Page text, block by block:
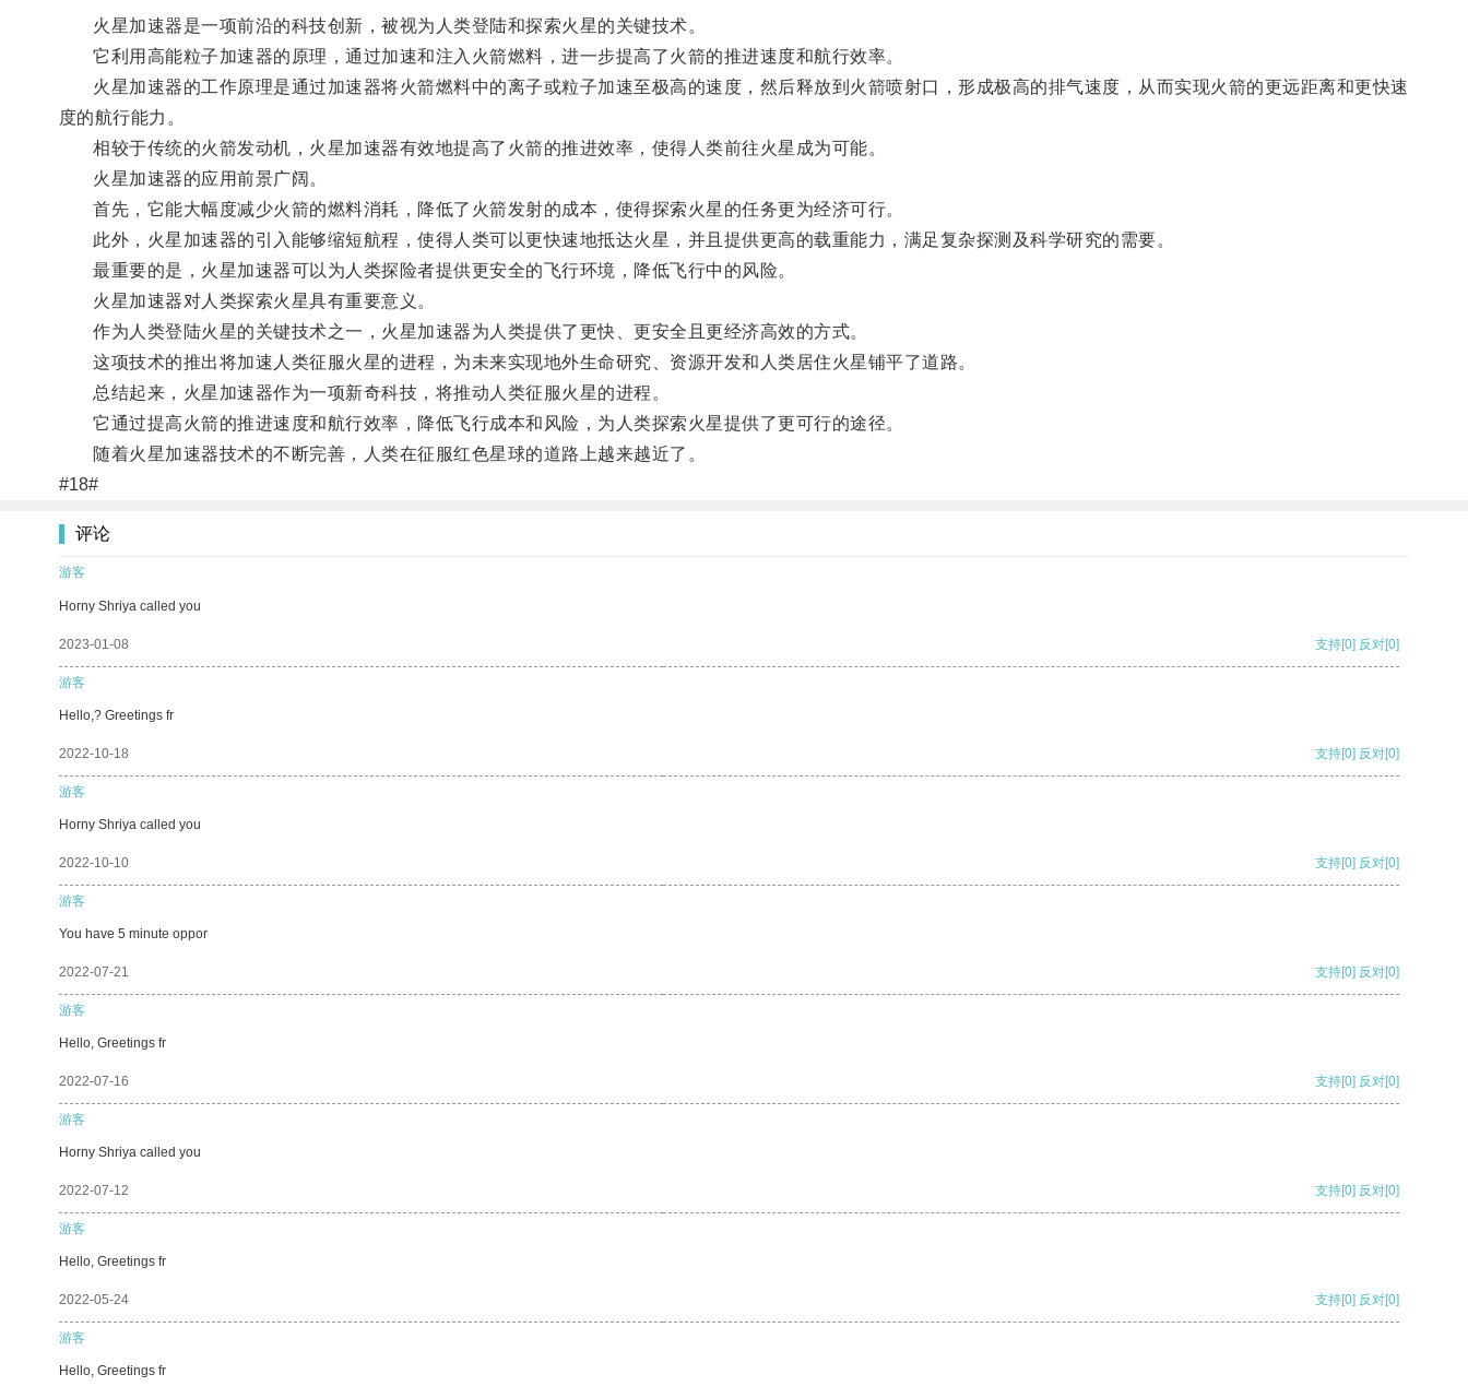
火星加速器是一项前沿的科技创新，被视为人类登陆和探索火星的关键技术。
它利用高能粒子加速器的原理，通过加速和注入火箭燃料，进一步提高了火箭的推进速度和航行效率。
火星加速器的工作原理是通过加速器将火箭燃料中的离子或粒子加速至极高的速度，然后释放到火箭喷射口，形成极高的排气速度，从而实现火箭的更远距离和更快速
度的航行能力。
相较于传统的火箭发动机，火星加速器有效地提高了火箭的推进效率，使得人类前往火星成为可能。
火星加速器的应用前景广阔。
首先，它能大幅度减少火箭的燃料消耗，降低了火箭发射的成本，使得探索火星的任务更为经济可行。
此外，火星加速器的引入能够缩短航程，使得人类可以更快速地抵达火星，并且提供更高的载重能力，满足复杂探测及科学研究的需要。
最重要的是，火星加速器可以为人类探险者提供更安全的飞行环境，降低飞行中的风险。
火星加速器对人类探索火星具有重要意义。
作为人类登陆火星的关键技术之一，火星加速器为人类提供了更快、更安全且更经济高效的方式。
这项技术的推出将加速人类征服火星的进程，为未来实现地外生命研究、资源开发和人类居住火星铺平了道路。
总结起来，火星加速器作为一项新奇科技，将推动人类征服火星的进程。
它通过提高火箭的推进速度和航行效率，降低飞行成本和风险，为人类探索火星提供了更可行的途径。
随着火星加速器技术的不断完善，人类在征服红色星球的道路上越来越近了。
#18#
评论
游客
Horny Shriya called you
2023-01-08 支持[0] 反对[0]
游客
Hello,? Greetings fr
2022-10-18 支持[0] 反对[0]
游客
Horny Shriya called you
2022-10-10 支持[0] 反对[0]
游客
You have 5 minute oppor
2022-07-21 支持[0] 反对[0]
游客
Hello, Greetings fr
2022-07-16 支持[0] 反对[0]
游客
Horny Shriya called you
2022-07-12 支持[0] 反对[0]
游客
Hello, Greetings fr
2022-05-24 支持[0] 反对[0]
游客
Hello, Greetings fr